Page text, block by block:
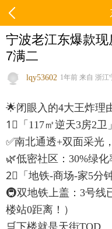
宁波老江东爆款
7满二
lqy53602 1年前 来自 浙江
🌟闭眼入的4大王炸理
1⃣「117㎡逆天3房2卫」
✅南北通透+双面采光
🌿低密社区：30%绿
2⃣「地铁-商场-家5分
🚇双地铁上盖：3号线
楼站0距离！）
🛒下楼就是天街TOD